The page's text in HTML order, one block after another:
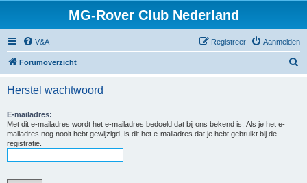
MG-Rover Club Nederland
V&A Aanmelden
Registreer
Forumoverzicht
Herstel wachtwoord
E-mailadres:
Met dit e-mailadres wordt het e-mailadres bedoeld dat bij ons bekend is. Als je het e-
mailadres nog nooit hebt gewijzigd, is dit het e-mailadres dat je hebt gebruikt bij de
registratie.